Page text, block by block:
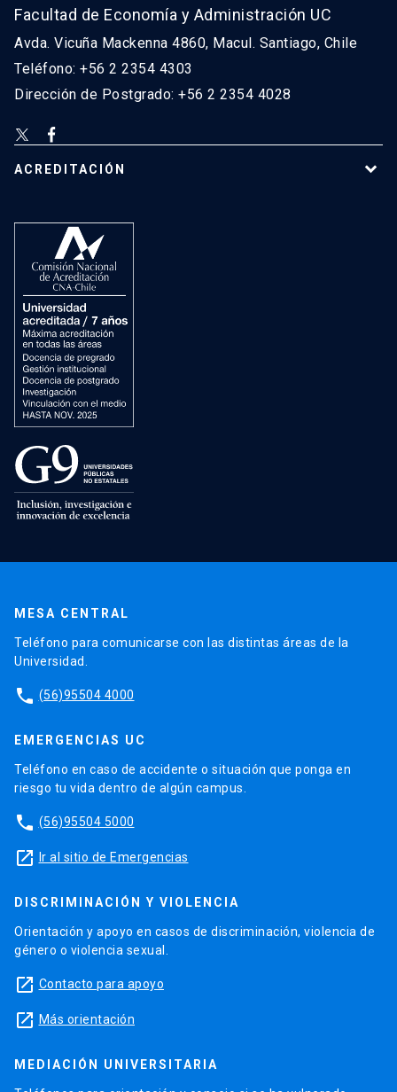
Facultad de Economía y Administración UC
Avda. Vicuña Mackenna 4860, Macul. Santiago, Chile
Teléfono: +56 2 2354 4303
Dirección de Postgrado: +56 2 2354 4028
ACREDITACIÓN
MESA CENTRAL
Teléfono para comunicarse con las distintas áreas de la
Universidad.
phone (56)95504 4000
EMERGENCIAS UC
Teléfono en caso de accidente o situación que ponga en
riesgo tu vida dentro de algún campus.
phone (56)95504 5000
launch Ir al sitio de Emergencias
DISCRIMINACIÓN Y VIOLENCIA
Orientación y apoyo en casos de discriminación, violencia de
género o violencia sexual.
launch Contacto para apoyo
launch Más orientación
MEDIACIÓN UNIVERSITARIA